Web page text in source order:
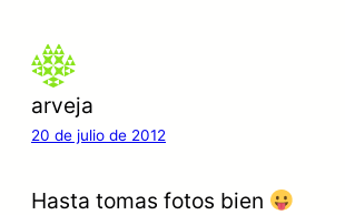
arveja
20 de julio de 2012
Hasta tomas fotos bien